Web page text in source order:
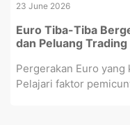
23 June 2026
Euro Tiba-Tiba
dan Peluang
Pergerakan Euro yang
Pelajari faktor